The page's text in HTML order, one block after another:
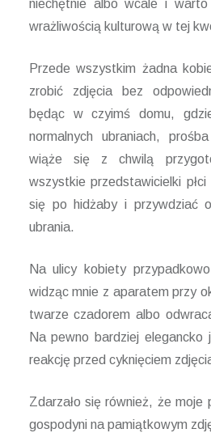
niechętnie albo wcale i
wrażliwością kulturową w tej
Przede wszystkim żadna
zrobić zdjęcia bez
będąc w czyimś domu,
normalnych ubraniach,
wiąże się z chwilą
wszystkie przedstawicielki
się po hidżaby i przywdziać
ubrania.
Na ulicy kobiety
widząc mnie z aparatem przy
twarze czadorem albo
Na pewno bardziej
reakcję przed cyknięciem
Zdarzało się również, że moje
gospodyni na pamiątkowym